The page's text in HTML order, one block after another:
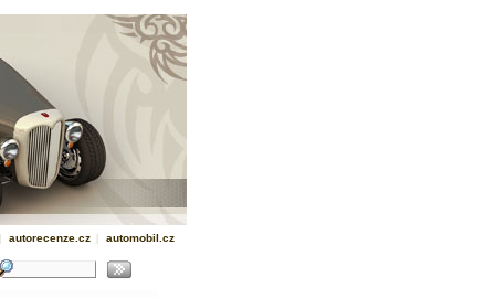
autorecenze.cz | automobil.cz